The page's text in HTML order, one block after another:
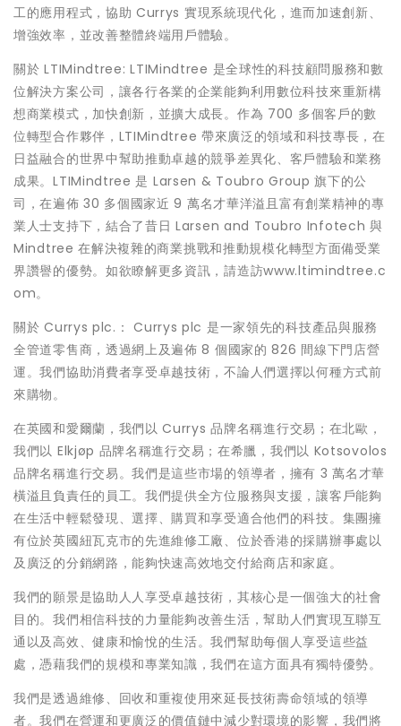
工的應用程式，協助 Currys 實現系統現代化，進而加速創新、
增強效率，並改善整體終端用戶體驗。
關於 LTIMindtree: LTIMindtree 是全球性的科技顧問服務和數
位解決方案公司，讓各行各業的企業能夠利用數位科技來重新構
想商業模式，加快創新，並擴大成長。作為 700 多個客戶的數
位轉型合作夥伴，LTIMindtree 帶來廣泛的領域和科技專長，在
日益融合的世界中幫助推動卓越的競爭差異化、客戶體驗和業務
成果。LTIMindtree 是 Larsen & Toubro Group 旗下的公
司，在遍佈 30 多個國家近 9 萬名才華洋溢且富有創業精神的專
業人士支持下，結合了昔日 Larsen and Toubro Infotech 與
Mindtree 在解決複雜的商業挑戰和推動規模化轉型方面備受業
界讚譽的優勢。如欲瞭解更多資訊，請造訪www.ltimindtree.c
om。
關於 Currys plc.： Currys plc 是一家領先的科技產品與服務
全管道零售商，透過網上及遍佈 8 個國家的 826 間線下門店營
運。我們協助消費者享受卓越技術，不論人們選擇以何種方式前
來購物。
在英國和愛爾蘭，我們以 Currys 品牌名稱進行交易；在北歐，
我們以 Elkjøp 品牌名稱進行交易；在希臘，我們以 Kotsovolos
品牌名稱進行交易。我們是這些市場的領導者，擁有 3 萬名才華
橫溢且負責任的員工。我們提供全方位服務與支援，讓客戶能夠
在生活中輕鬆發現、選擇、購買和享受適合他們的科技。集團擁
有位於英國紐瓦克市的先進維修工廠、位於香港的採購辦事處以
及廣泛的分銷網路，能夠快速高效地交付給商店和家庭。
我們的願景是協助人人享受卓越技術，其核心是一個強大的社會
目的。我們相信科技的力量能夠改善生活，幫助人們實現互聯互
通以及高效、健康和愉悅的生活。我們幫助每個人享受這些益
處，憑藉我們的規模和專業知識，我們在這方面具有獨特優勢。
我們是透過維修、回收和重複使用來延長技術壽命領域的領導
者。我們在營運和更廣泛的價值鏈中減少對環境的影響，我們將